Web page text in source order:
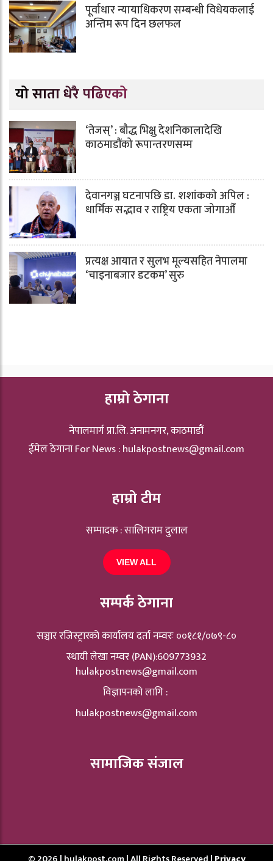
पूर्वाधार न्यायाधिकरण सम्बन्धी विधेयकलाई
अन्तिम रूप दिन छलफल
यो साता धेरै पढिएको
‘तेजस्’ : बौद्ध भिक्षु देशनिकालादेखि
काठमाडौंको रूपान्तरणसम्म
देवानगञ्ज घटनापछि डा. शशांककाे अपिल :
धार्मिक सद्भाव र राष्ट्रिय एकता जोगाऔँ
प्रत्यक्ष आयात र सुलभ मूल्यसहित नेपालमा
‘चाइनाबजार डटकम’ सुरु
हाम्रो ठेगाना
नेपालमार्ग प्रा.लि. अनामनगर, काठमाडौं
ईमेल ठेगाना For News :hulakpostnews@gmail.com
हाम्रो टीम
सम्पादक : सालिगराम दुलाल
VIEW ALL
सम्पर्क ठेगाना
सञ्चार रजिस्ट्रारकाे कार्यालय दर्ता नम्वरः ००१८१/०७९-८०
स्थायी लेखा नम्वर (PAN):609773932
hulakpostnews@gmail.com
विज्ञापनको लागि :
hulakpostnews@gmail.com
सामाजिक संजाल